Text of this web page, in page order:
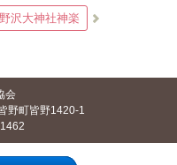
沢大神社神楽
会
野町皆野1420-1